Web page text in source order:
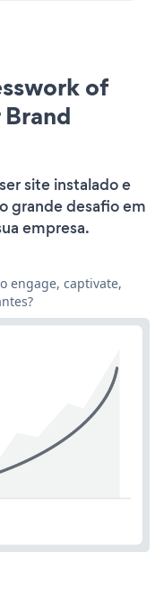
of
site instalado e
grande desafio em
empresa.
engage, captivate,